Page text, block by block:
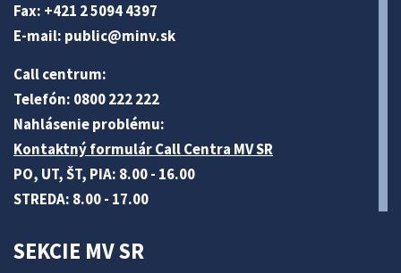
Fax: +421 2 5094 4397
E-mail: public@minv.sk
Call centrum:
Telefón: 0800 222 222
Nahlásenie problému:
Kontaktný formulár Call Centra MV SR
PO, UT, ŠT, PIA: 8.00 - 16.00
STREDA: 8.00 - 17.00
SEKCIE MV SR